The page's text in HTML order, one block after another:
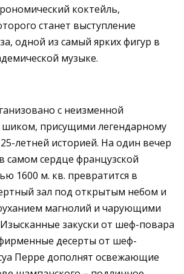
коктейль,
станет выступление
одной из самый ярких фигур в
музыке.
с неизменной
шиком, присущими легендарному
летней историей. На один вечер
самом сердце французской
1600 м. кв. превратится в
зал под открытым небом и
магнолий и чарующими
закуски от шеф-повара
десерты от шеф-
Перре дополнят освежающие